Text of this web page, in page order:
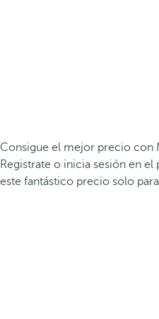
Consigue el mejor precio con
Registrate o inicia sesión en
este fantástico precio solo